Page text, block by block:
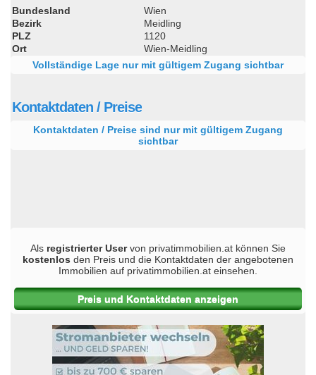
Bundesland
Wien
Bezirk
Meidling
PLZ
1120
Ort
Wien-Meidling
Vollständige Lage nur mit gültigem Zugang sichtbar
Kontaktdaten / Preise
Kontaktdaten / Preise sind nur mit gültigem Zugang
sichtbar
Als registrierter Uservon privatimmobilien.at können Sie
kostenlos den Preis und die Kontaktdaten der angebotenen
Immobilien auf privatimmobilien.at einsehen.
Preis und Kontaktdaten anzeigen